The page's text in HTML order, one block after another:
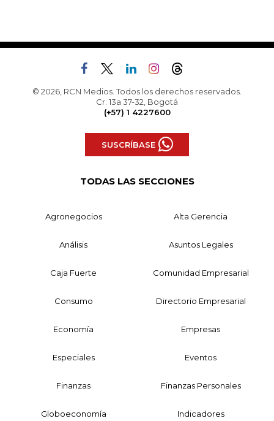
© 2026, RCN Medios. Todos los derechos reservados.
Cr. 13a 37-32, Bogotá
(+57) 1 4227600
SUSCRÍBASE
TODAS LAS SECCIONES
Agronegocios Alta Gerencia
Análisis Asuntos Legales
Caja Fuerte Comunidad Empresarial
Consumo Directorio Empresarial
Economía Empresas
Especiales Eventos
Finanzas Finanzas Personales
Globoeconomía Indicadores